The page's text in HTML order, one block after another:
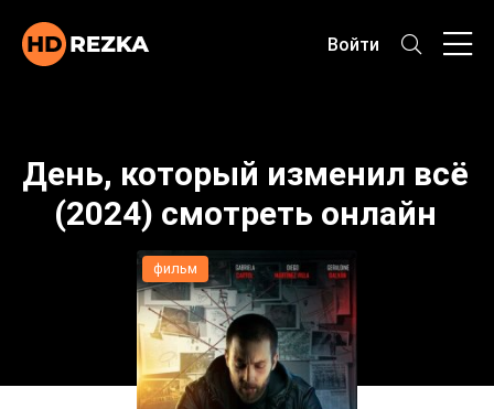
Войти
День, который изменил всё
(2024) смотреть онлайн
фильм